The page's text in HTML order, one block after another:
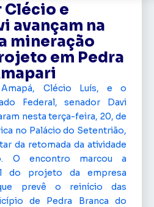
Clécio e
avançam na
mineração
em Pedra
Clécio Luís, e o
Federal, senador Davi
nesta terça-feira, 20, de
no Palácio do Setentrião,
da retomada da atividade
O encontro marcou a
do projeto da empresa
prevê o reinício das
de Pedra Branca do